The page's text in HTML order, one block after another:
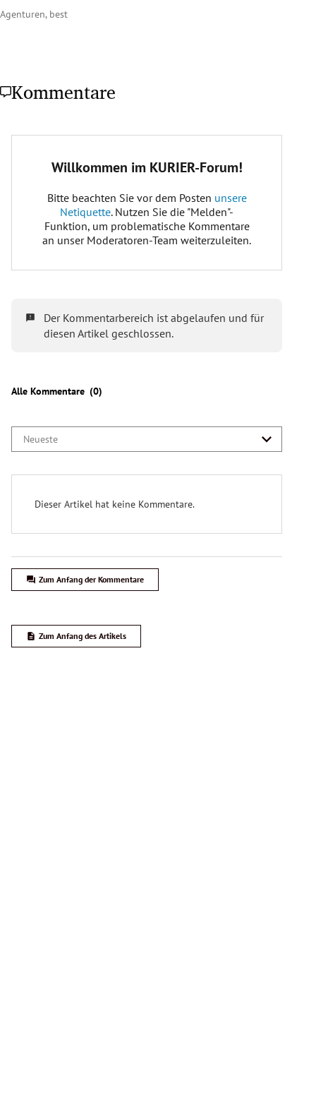
Agenturen, best
Kommentare